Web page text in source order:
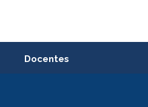
Docentes